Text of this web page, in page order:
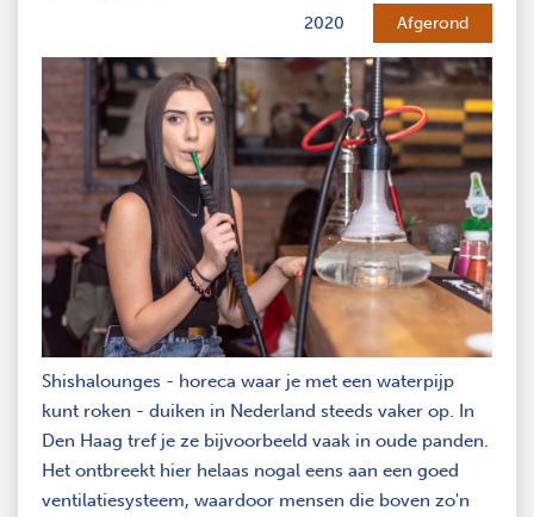
2020 Afgerond
Shishalounges - horeca waar je met een waterpijp
kunt roken - duiken in Nederland steeds vaker op. In
Den Haag tref je ze bijvoorbeeld vaak in oude panden.
Het ontbreekt hier helaas nogal eens aan een goed
ventilatiesysteem, waardoor mensen die boven zo'n